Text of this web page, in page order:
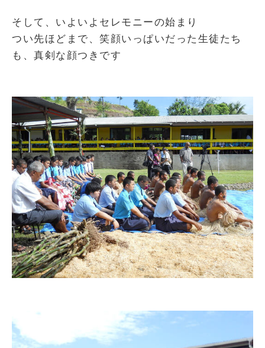
そして、いよいよセレモニーの始まり
つい先ほどまで、笑顔いっぱいだった生徒たち
も、真剣な顔つきです